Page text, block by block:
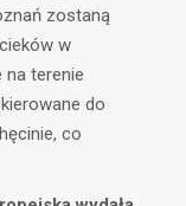
zostaną
w
na terenie
do
co